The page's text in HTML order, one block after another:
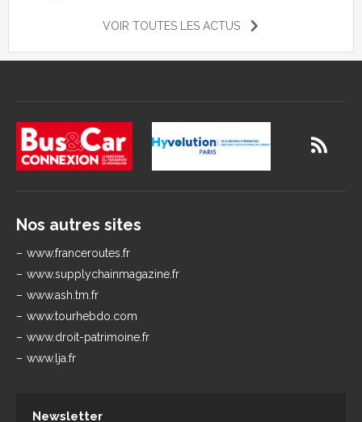
VOIR TOUTES LES ACTUS
Nos autres sites
www.franceroutes.fr
www.supplychainmagazine.fr
www.ash.tm.fr
www.tourhebdo.com
www.droit-patrimoine.fr
www.lja.fr
Newsletter